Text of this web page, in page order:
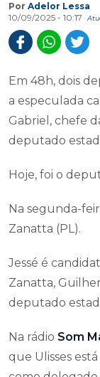
Por Adelor Lessa
10/09/2025 - 10:17
Em 48h, dois
a especulada
Gabriel, chefe
deputado
Hoje, foi o
Na segunda-
Zanatta (PL).
Jessé é
Zanatta,
deputado
Na rádio Som
que Ulisses